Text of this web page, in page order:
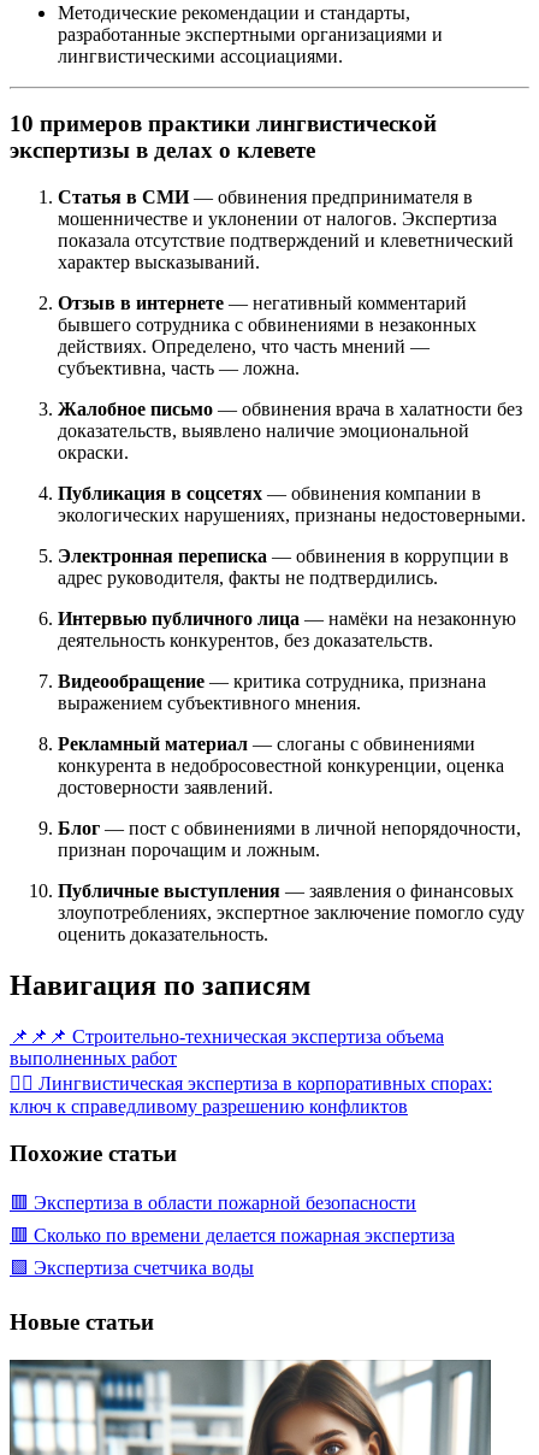
Методические рекомендации и стандарты,
разработанные экспертными организациями и
лингвистическими ассоциациями.
10 примеров практики лингвистической
экспертизы в делах о клевете
Статья в СМИ— обвинения предпринимателя в
мошенничестве и уклонении от налогов. Экспертиза
показала отсутствие подтверждений и клеветнический
характер высказываний.
Отзыв в интернете — негативный комментарий
бывшего сотрудника с обвинениями в незаконных
действиях. Определено, что часть мнений —
субъективна, часть — ложна.
Жалобное письмо — обвинения врача в халатности без
доказательств, выявлено наличие эмоциональной
окраски.
Публикация в соцсетях — обвинения компании в
экологических нарушениях, признаны недостоверными.
Электронная переписка — обвинения в коррупции в
адрес руководителя, факты не подтвердились.
Интервью публичного лица — намёки на незаконную
деятельность конкурентов, без доказательств.
Видеообращение — критика сотрудника, признана
выражением субъективного мнения.
Рекламный материал — слоганы с обвинениями
конкурента в недобросовестной конкуренции, оценка
достоверности заявлений.
Блог — пост с обвинениями в личной непорядочности,
признан порочащим и ложным.
Публичные выступления — заявления о финансовых
злоупотреблениях, экспертное заключение помогло суду
оценить доказательность.
Навигация по записям
📌📌📌 Строительно-техническая экспертиза объема
выполненных работ
🕵️‍♂️ Лингвистическая экспертиза в корпоративных спорах:
ключ к справедливому разрешению конфликтов
Похожие статьи
🟥 Экспертиза в области пожарной безопасности
🟥 Сколько по времени делается пожарная экспертиза
🟩 Экспертиза счетчика воды
Новые статьи